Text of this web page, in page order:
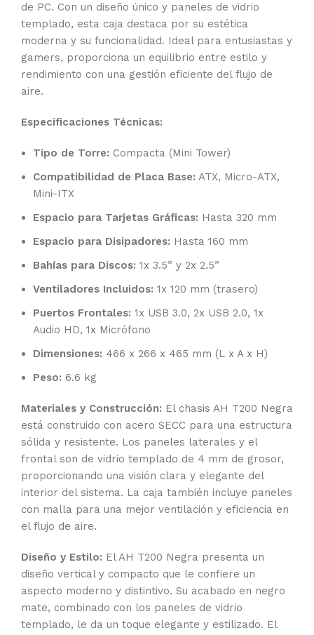
de PC. Con un diseño único y paneles de vidrio
templado, esta caja destaca por su estética
moderna y su funcionalidad. Ideal para entusiastas y
gamers, proporciona un equilibrio entre estilo y
rendimiento con una gestión eficiente del flujo de
aire.
Especificaciones Técnicas:
Tipo de Torre: Compacta (Mini Tower)
Compatibilidad de Placa Base: ATX, Micro-ATX,
Mini-ITX
Espacio para Tarjetas Gráficas: Hasta 320 mm
Espacio para Disipadores: Hasta 160 mm
Bahías para Discos: 1x 3.5” y 2x 2.5”
Ventiladores Incluidos: 1x 120 mm (trasero)
Puertos Frontales: 1x USB 3.0, 2x USB 2.0, 1x
Audio HD, 1x Micrófono
Dimensiones: 466 x 266 x 465 mm (L x A x H)
Peso: 6.6 kg
Materiales y Construcción: El chasis AH T200 Negra
está construido con acero SECC para una estructura
sólida y resistente. Los paneles laterales y el
frontal son de vidrio templado de 4 mm de grosor,
proporcionando una visión clara y elegante del
interior del sistema. La caja también incluye paneles
con malla para una mejor ventilación y eficiencia en
el flujo de aire.
Diseño y Estilo: El AH T200 Negra presenta un
diseño vertical y compacto que le confiere un
aspecto moderno y distintivo. Su acabado en negro
mate, combinado con los paneles de vidrio
templado, le da un toque elegante y estilizado. El